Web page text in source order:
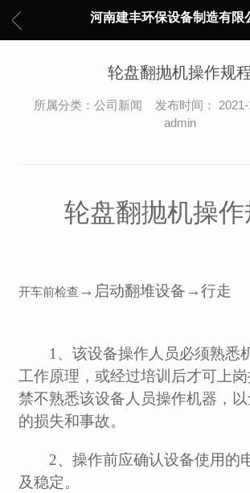
河南建丰环保设备制造有限
轮盘翻抛机操作规
所属分类：公司新闻 发布时间：
admin
轮盘翻抛机操作
开车前检查 →启动翻堆设备→行走
1、该设备操作人员必须熟悉
工作原理，或经过培训后才可上
禁不熟悉该设备人员操作机器，
的损失和事故。
2、操作前应确认设备使用的
及稳定。